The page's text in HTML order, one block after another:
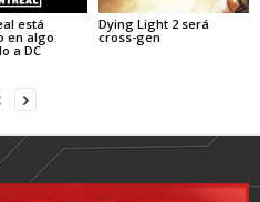
está
en algo
a DC
Dying Light 2 será
cross-gen